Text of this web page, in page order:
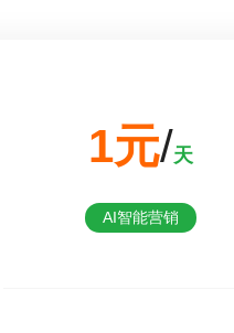
1元/天
AI智能营销